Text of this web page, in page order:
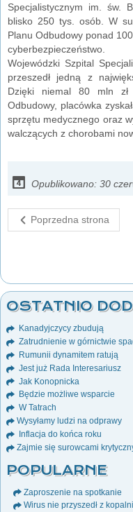
Specjalistycznym im. św.
blisko 250 tys. osób. W
Planu Odbudowy ponad
cyberbezpieczeństwo.
Wojewódzki Szpital
przeszedł jedną z
Dzięki niemal 80 mln zł
Odbudowy, placówka
sprzętu medycznego oraz
walczących z chorobami
Opublikowano: 30
Poprzedna strona
OSTATNIO
Kanadyjczycy zbudują
Zatrudnienie w górnictwie
Rumunii dynamitem ratują
Jest już Rada Interesariusz
Jak Konopnicka
Będzie możliwe wsparcie
W Tatrach
Wysyłamy ludzi na odprawy
Inflacja do końca roku
Zajmie się surowcami
POPULARNE
Zaproszenie na spotkanie
Wirus nie przyszedł z kopalni